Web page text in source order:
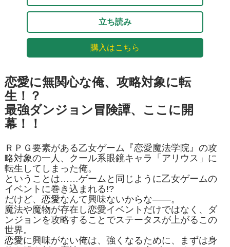
恋愛に無関心な俺、攻略対象に転
生！？
最強ダンジョン冒険譚、ここに開
幕！！
ＲＰＧ要素がある乙女ゲーム『恋愛魔法学院』の攻
略対象の一人、クール系眼鏡キャラ「アリウス」に
転生してしまった俺。
ということは……ゲームと同じように乙女ゲームの
イベントに巻き込まれる!?
だけど、恋愛なんて興味ないからな――。
魔法や魔物が存在し恋愛イベントだけではなく、ダ
ンジョンを攻略することでステータスが上がるこの
世界。
恋愛に興味がない俺は、強くなるために、まずは身
立ち読み
購入はこちら